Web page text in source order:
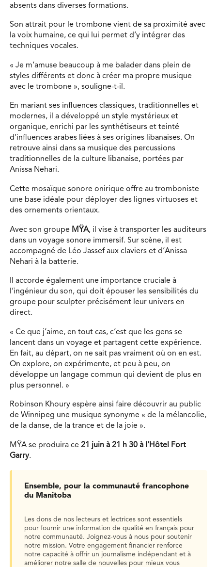
absents dans diverses formations.
Son attrait pour le trombone vient de sa proximité avec
la voix humaine, ce qui lui permet d’y intégrer des
techniques vocales.
« Je m’amuse beaucoup à me balader dans plein de
styles différents et donc à créer ma propre musique
avec le trombone », souligne-t-il.
En mariant ses influences classiques, traditionnelles et
modernes, il a développé un style mystérieux et
organique, enrichi par les synthétiseurs et teinté
d’influences arabes liées à ses origines libanaises. On
retrouve ainsi dans sa musique des percussions
traditionnelles de la culture libanaise, portées par
Anissa Nehari.
Cette mosaïque sonore onirique offre au tromboniste
une base idéale pour déployer des lignes virtuoses et
des ornements orientaux.
Avec son groupe MŸA, il vise à transporter les auditeurs
dans un voyage sonore immersif. Sur scène, il est
accompagné de Léo Jassef aux claviers et d’Anissa
Nehari à la batterie.
Il accorde également une importance cruciale à
l’ingénieur du son, qui doit épouser les sensibilités du
groupe pour sculpter précisément leur univers en
direct.
« Ce que j’aime, en tout cas, c’est que les gens se
lancent dans un voyage et partagent cette expérience.
En fait, au départ, on ne sait pas vraiment où on en est.
On explore, on expérimente, et peu à peu, on
développe un langage commun qui devient de plus en
plus personnel. »
Robinson Khoury espère ainsi faire découvrir au public
de Winnipeg une musique synonyme « de la mélancolie,
de la danse, de la trance et de la joie ».
MŸA se produira ce 21 juin à 21 h 30 à l’Hôtel Fort
Garry.
Ensemble, pour la communauté francophone
du Manitoba
Les dons de nos lecteurs et lectrices sont essentiels
pour fournir une information de qualité en français pour
notre communauté. Joignez-vous à nous pour soutenir
notre mission. Votre engagement financier renforce
notre capacité à offrir un journalisme indépendant et à
améliorer notre salle de nouvelles pour mieux vous